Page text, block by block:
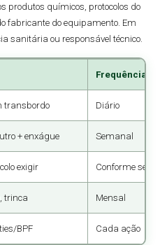
produtos químicos, protocolos do
fabricante do equipamento. Em
sanitária ou responsável técnico.
Frequência
transbordo Diário
+ enxágue Semanal
exigir Conforme setor
trinca Mensal
BPF Cada ação